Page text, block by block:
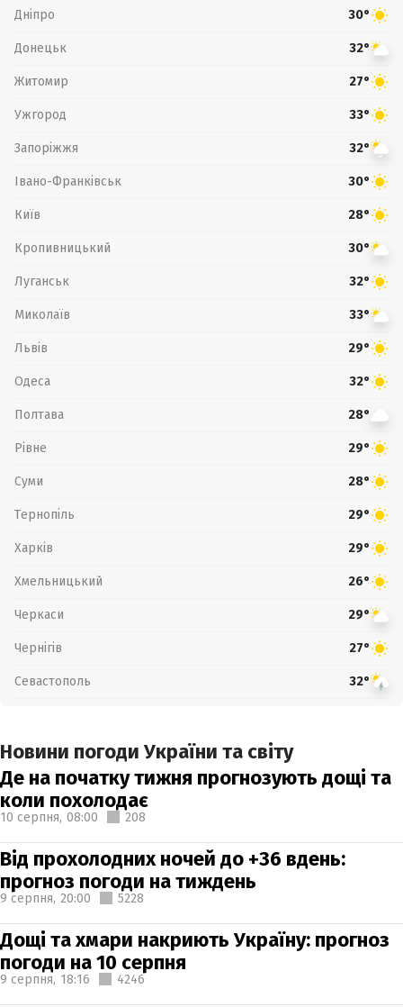
Дніпро 30°
Донецьк 32°
Житомир 27°
Ужгород 33°
Запоріжжя 32°
Івано-Франківськ 30°
Київ 28°
Кропивницький 30°
Луганськ 32°
Миколаїв 33°
Львів 29°
Одеса 32°
Полтава 28°
Рівне 29°
Суми 28°
Тернопіль 29°
Харків 29°
Хмельницький 26°
Черкаси 29°
Чернігів 27°
Севастополь 32°
Новини погоди України та світу
Де на початку тижня прогнозують дощі та
коли похолодає
10 серпня, 08:00 208
Від прохолодних ночей до +36 вдень:
прогноз погоди на тиждень
9 серпня, 20:00 5228
Дощі та хмари накриють Україну: прогноз
погоди на 10 серпня
9 серпня, 18:16 4246